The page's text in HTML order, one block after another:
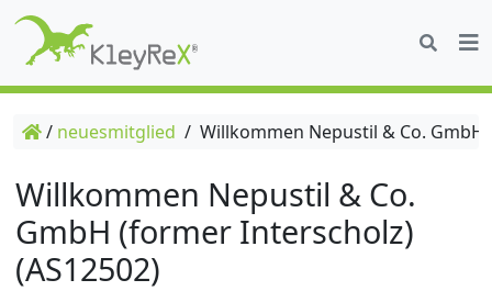
/ neuesmitglied / Willkommen Nepustil & Co.
Willkommen Nepustil & Co.
GmbH (former Interscholz)
(AS12502)